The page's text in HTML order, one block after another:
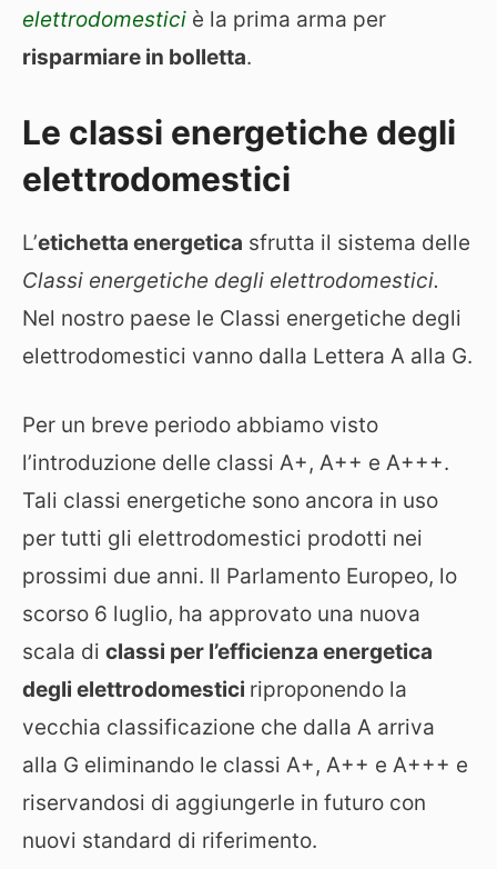
elettrodomestici è la prima arma per
risparmiare in bolletta.
Le classi energetiche degli
elettrodomestici
L’etichetta energetica sfrutta il sistema delle
Classi energetiche degli elettrodomestici.
Nel nostro paese le Classi energetiche degli
elettrodomestici vanno dalla Lettera A alla G.
Per un breve periodo abbiamo visto
l’introduzione delle classi A+, A++ e A+++.
Tali classi energetiche sono ancora in uso
per tutti gli elettrodomestici prodotti nei
prossimi due anni. Il Parlamento Europeo, lo
scorso 6 luglio, ha approvato una nuova
scala di classi per l’efficienza energetica
degli elettrodomestici riproponendo la
vecchia classificazione che dalla A arriva
alla G eliminando le classi A+, A++ e A+++ e
riservandosi di aggiungerle in futuro con
nuovi standard di riferimento.